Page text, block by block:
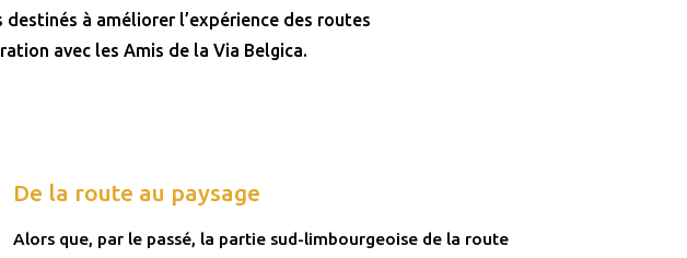
à améliorer l’expérience des routes
avec les Amis de la Via Belgica.
De la route au paysage
Alors que, par le passé, la partie sud-limbourgeoise de la route